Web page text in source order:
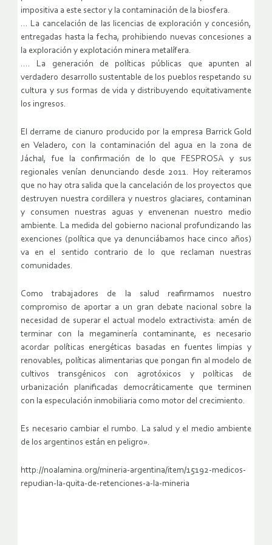
impositiva a este sector y la contaminación de la biosfera.
… La cancelación de las licencias de exploración y concesión,
entregadas hasta la fecha, prohibiendo nuevas concesiones a
la exploración y explotación minera metalífera.
…. La generación de políticas públicas que apunten al
verdadero desarrollo sustentable de los pueblos respetando su
cultura y sus formas de vida y distribuyendo equitativamente
los ingresos.
El derrame de cianuro producido por la empresa Barrick Gold
en Veladero, con la contaminación del agua en la zona de
Jáchal, fue la confirmación de lo que FESPROSA y sus
regionales venían denunciando desde 2011. Hoy reiteramos
que no hay otra salida que la cancelación de los proyectos que
destruyen nuestra cordillera y nuestros glaciares, contaminan
y consumen nuestras aguas y envenenan nuestro medio
ambiente. La medida del gobierno nacional profundizando las
exenciones (política que ya denunciábamos hace cinco años)
va en el sentido contrario de lo que reclaman nuestras
comunidades.
Como trabajadores de la salud reafirmamos nuestro
compromiso de aportar a un gran debate nacional sobre la
necesidad de superar el actual modelo extractivista: amén de
terminar con la megaminería contaminante, es necesario
acordar políticas energéticas basadas en fuentes limpias y
renovables, políticas alimentarias que pongan fin al modelo de
cultivos transgénicos con agrotóxicos y políticas de
urbanización planificadas democráticamente que terminen
con la especulación inmobiliaria como motor del crecimiento.
Es necesario cambiar el rumbo. La salud y el medio ambiente
de los argentinos están en peligro».
http://noalamina.org/mineria-argentina/item/15192-medicos-
repudian-la-quita-de-retenciones-a-la-mineria